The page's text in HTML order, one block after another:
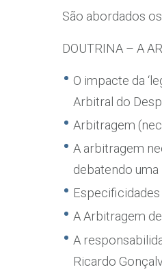
São abordados
DOUTRINA – A
O impacte da
Arbitral do
Arbitragem
A arbitragem
debatendo
A Arbitragem
A
Ricardo